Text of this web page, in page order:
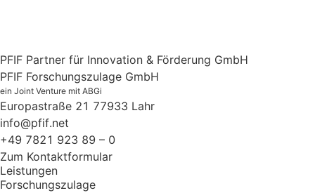
PFIF Partner für Innovation & Förderung GmbH
PFIF Forschungszulage GmbH
ein Joint Venture mit ABGi
Europastraße 21 77933 Lahr
info@pfif.net
+49 7821 923 89 – 0
Zum Kontaktformular
Leistungen
Forschungszulage